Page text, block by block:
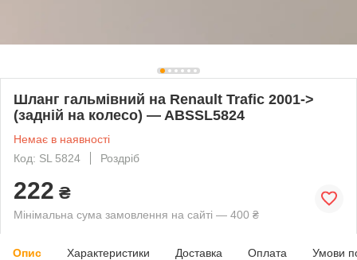
Шланг гальмівний на Renault Trafic 2001->
(задній на колесо) — ABSSL5824
Немає в наявності
Код: SL 5824
Роздріб
222 ₴
Мінімальна сума замовлення на сайті — 400 ₴
Опис Характеристики Доставка Оплата Умови